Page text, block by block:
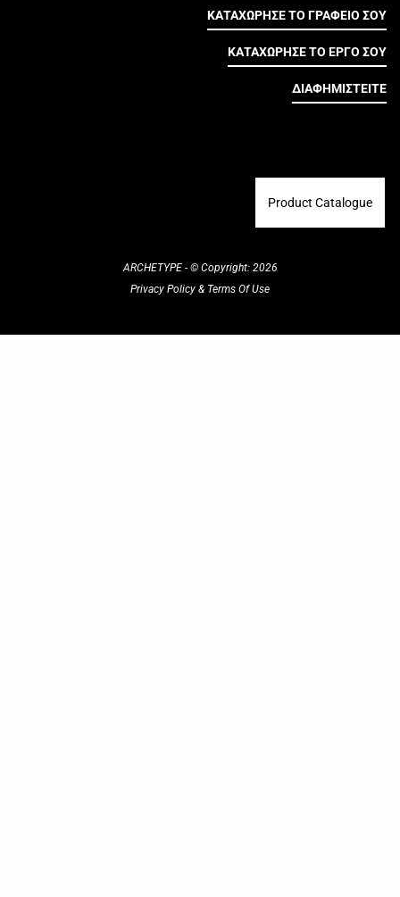
ΚΑΤΑΧΩΡΗΣΕ ΤΟ ΓΡΑΦΕΙΟ ΣΟΥ
ΚΑΤΑΧΩΡΗΣΕ ΤΟ ΕΡΓΟ ΣΟΥ
ΔΙΑΦΗΜΙΣΤΕΙΤΕ
Product Catalogue
ARCHETYPE - © Copyright: 2026
Privacy Policy & Terms Of Use